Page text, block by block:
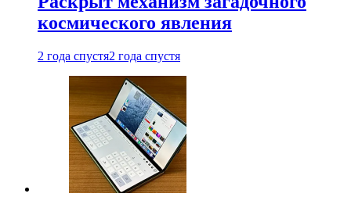
космического явления
2 года спустя2 года спустя